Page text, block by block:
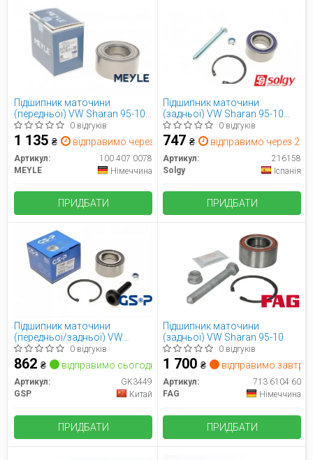
Підшипник маточини
(передньої) VW Sharan 95-10
(43x80x38)
0 відгуків
1 135 ₴ відправимо через 2 дн.
Артикул:
100 407 0078
MEYLE
Німеччина
ПРИДБАТИ
Підшипник маточини
(задньої) VW Sharan 95-10
(43x80x38)
0 відгуків
747 ₴ відправимо через 2
Артикул:
216158
Solgy
Іспанія
ПРИДБАТИ
Підшипник маточини
(передньої/задньої) VW
Sharan 95-10/Ford Galaxy 95-
05 (43x80x38)(к-кт)
0 відгуків
862 ₴ відправимо сьогодні
Артикул:
GK3449
GSP
Китай
ПРИДБАТИ
Підшипник маточини
(задньої) VW Sharan 95-10
0 відгуків
1 700 ₴ відправимо завтра
Артикул:
713 6104 60
FAG
Німеччина
ПРИДБАТИ